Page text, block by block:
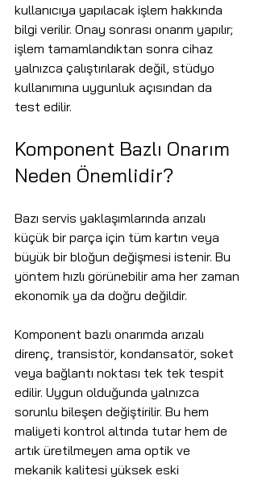
kullanıcıya yapılacak işlem hakkında
bilgi verilir. Onay sonrası onarım yapılır;
işlem tamamlandıktan sonra cihaz
yalnızca çalıştırılarak değil, stüdyo
kullanımına uygunluk açısından da
test edilir.
Komponent Bazlı Onarım
Neden Önemlidir?
Bazı servis yaklaşımlarında arızalı
küçük bir parça için tüm kartın veya
büyük bir bloğun değişmesi istenir. Bu
yöntem hızlı görünebilir ama her zaman
ekonomik ya da doğru değildir.
Komponent bazlı onarımda arızalı
direnç, transistör, kondansatör, soket
veya bağlantı noktası tek tek tespit
edilir. Uygun olduğunda yalnızca
sorunlu bileşen değiştirilir. Bu hem
maliyeti kontrol altında tutar hem de
artık üretilmeyen ama optik ve
mekanik kalitesi yüksek eski